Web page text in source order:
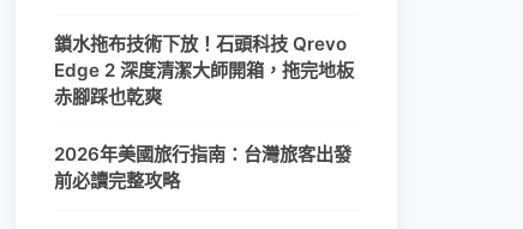
鎖水拖布技術下放！石頭科技 Qrevo
Edge 2 深度清潔大師開箱，拖完地板
赤腳踩也乾爽
2026年美國旅行指南：台灣旅客出發
前必讀完整攻略